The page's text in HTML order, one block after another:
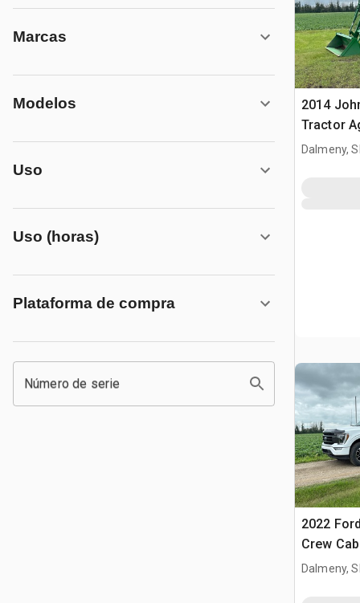
Marcas
Modelos
Uso
Uso (horas)
Plataforma de compra
Número de serie
2014
Tractor
Dalmeny,
2022
Crew
Dalmeny,